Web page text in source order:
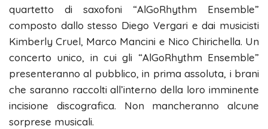
quartetto di saxofoni “AlGoRhythm Ensemble”
composto dallo stesso Diego Vergari e dai musicisti
Kimberly Cruel, Marco Mancini e Nico Chirichella. Un
concerto unico, in cui gli “AlGoRhythm Ensemble”
presenteranno al pubblico, in prima assoluta, i brani
che saranno raccolti all’interno della loro imminente
incisione discografica. Non mancheranno alcune
sorprese musicali.